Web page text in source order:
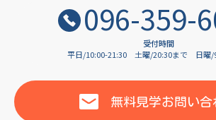
096-359-
受付時間
平日/10:00-21:30
土曜/20:30まで 日曜/
無料見学お問い合